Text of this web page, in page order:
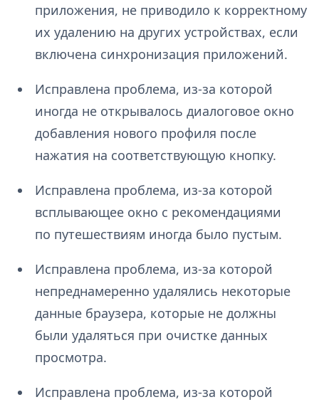
приложения, не приводило к корректному
их удалению на других устройствах, если
включена синхронизация приложений.
Исправлена проблема, из-за которой
иногда не открывалось диалоговое окно
добавления нового профиля после
нажатия на соответствующую кнопку.
Исправлена проблема, из-за которой
всплывающее окно с рекомендациями
по путешествиям иногда было пустым.
Исправлена проблема, из-за которой
непреднамеренно удалялись некоторые
данные браузера, которые не должны
были удаляться при очистке данных
просмотра.
Исправлена проблема, из-за которой